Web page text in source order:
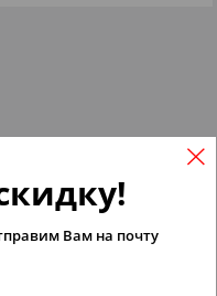
Вам на почту